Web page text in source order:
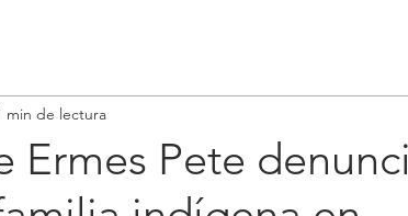
Ermes Pete
min de lectura